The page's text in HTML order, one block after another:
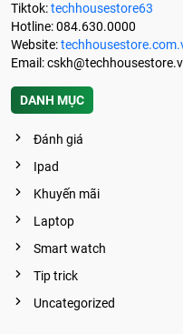
Tiktok:techhousestore63
Hotline: 084.630.0000
Website:
Email:
DANH MỤC
Đánh giá
Ipad
Khuyến mãi
Laptop
Smart watch
Tip trick
Uncategorized